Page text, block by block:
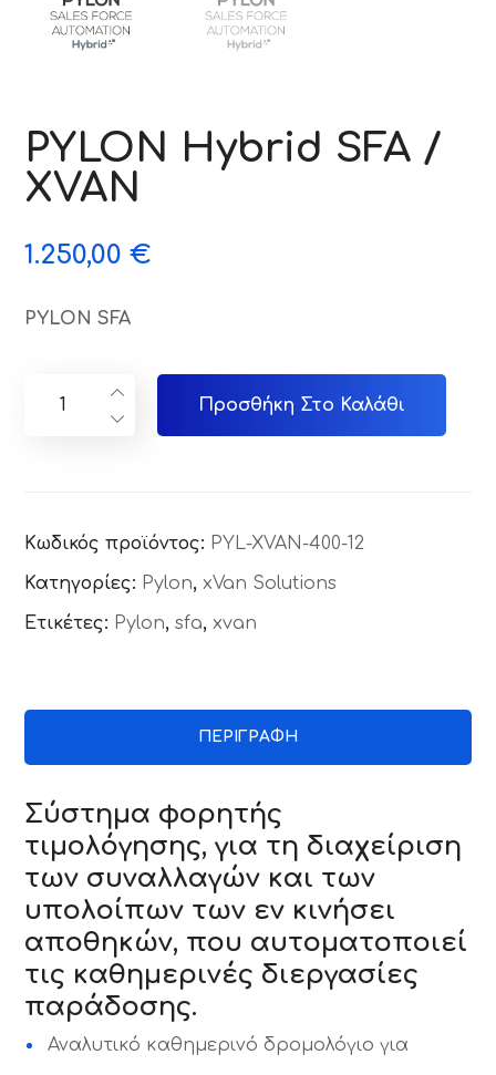
PYLON Hybrid SFA /
XVAN
1.250,00€
PYLON SFA
Προσθήκη Στο Καλάθι
Κωδικός προϊόντος: PYL-XVAN-400-12
Κατηγορίες: Pylon,xVan Solutions
Ετικέτες: Pylon,sfa,xvan
ΠΕΡΙΓΡΑΦΉ
Σύστημα φορητής
τιμολόγησης, για τη διαχείριση
των συναλλαγών και των
υπολοίπων των εν κινήσει
αποθηκών, που αυτοματοποιεί
τις καθημερινές διεργασίες
παράδοσης.
Αναλυτικό καθημερινό δρομολόγιο για